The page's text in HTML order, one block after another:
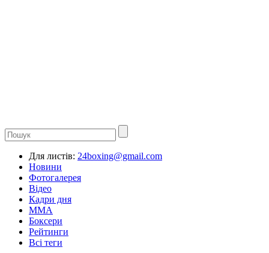
Для листів: 24boxing@gmail.com
Новини
Фотогалерея
Відео
Кадри дня
ММА
Боксери
Рейтинги
Всі теги